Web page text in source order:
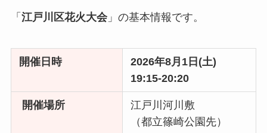
「 江戸川区花火大会」の基本情報です。
開催日時
2026年8月1日(土)
19:15-20:20
開催場所
江戸川河川敷
（都立篠崎公園先）